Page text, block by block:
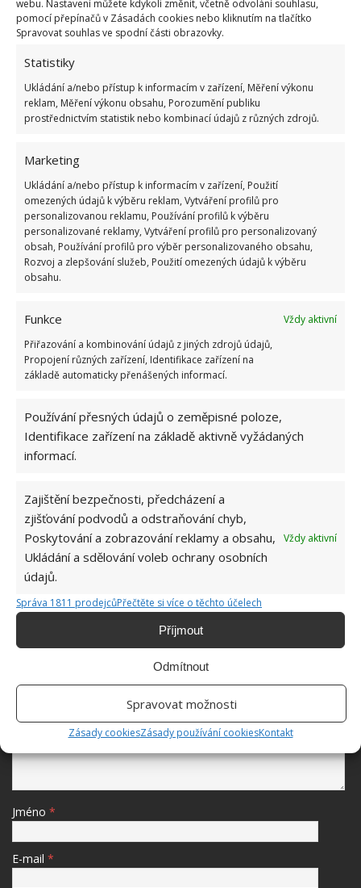
webu. Nastavení můžete kdykoli změnit, včetně odvolání souhlasu,
pomocí přepínačů v Zásadách cookies nebo kliknutím na tlačítko
Spravovat souhlas ve spodní části obrazovky.
Statistiky
Ukládání a/nebo přístup k informacím v zařízení, Měření výkonu
reklam, Měření výkonu obsahu, Porozumění publiku
prostřednictvím statistik nebo kombinací údajů z různých zdrojů.
Marketing
Ukládání a/nebo přístup k informacím v zařízení, Použití
omezených údajů k výběru reklam, Vytváření profilů pro
personalizovanou reklamu, Používání profilů k výběru
personalizované reklamy, Vytváření profilů pro personalizovaný
obsah, Používání profilů pro výběr personalizovaného obsahu,
Rozvoj a zlepšování služeb, Použití omezených údajů k výběru
obsahu.
Funkce
Vždy aktivní
Přiřazování a kombinování údajů z jiných zdrojů údajů,
Propojení různých zařízení, Identifikace zařízení na
základě automaticky přenášených informací.
Používání přesných údajů o zeměpisné poloze,
Identifikace zařízení na základě aktivně vyžádaných
informací.
Zajištění bezpečnosti, předcházení a
zjišťování podvodů a odstraňování chyb,
Poskytování a zobrazování reklamy a obsahu,
Ukládání a sdělování voleb ochrany osobních
údajů.
Vždy aktivní
Správa 1811 prodejcůPřečtěte si více o těchto účelech
Příjmout
Odmítnout
Spravovat možnosti
Zásady cookiesZásady používání cookiesKontakt
Přidejte svůj názor
KOMENTOVAT
Jiří Kolář
Absolvent České zemědělské
funkce. Umí i přerušit praní a prosušit prádlo
Vyčnívající kolík v zásuvce fascinuje mnohé již
od dětství. Jeho přítomnost je nesmírně
důležitá, plní totiž ochrannou roli
Chytrá domácnost má i stinné stránky. Mezi
nevýhody patří i možný únik dat a vysoká cena
Napište komentář
Vaše e-mailová adresa nebude zveřejněna.
Jméno *
E-mail *